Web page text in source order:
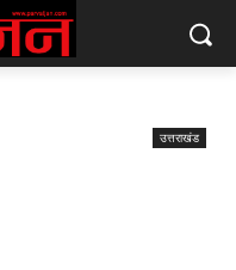
उत्तराखंड